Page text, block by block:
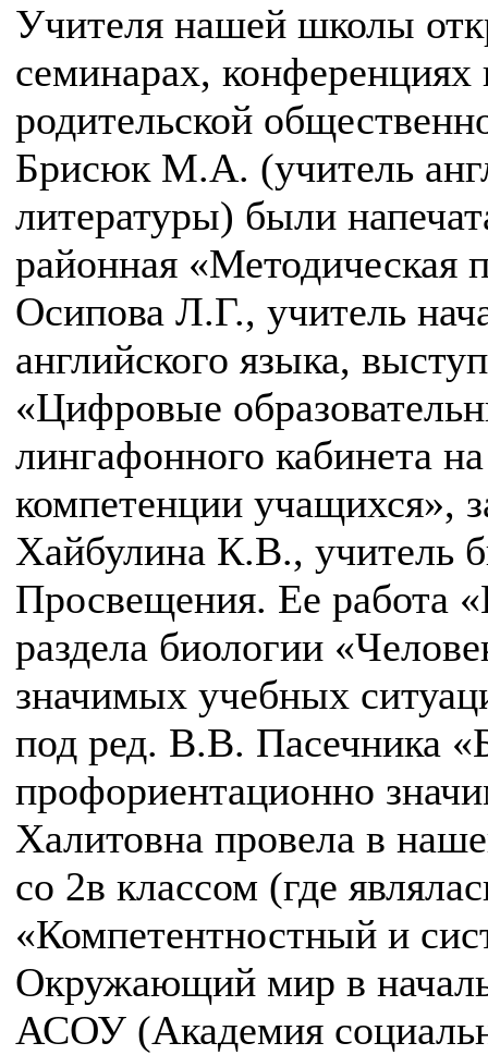
Учителя нашей школы
семинарах,
родительской
Брисюк М.А. (учитель
литературы) были
районная «Методическая
Осипова Л.Г., учитель
английского языка,
«Цифровые
лингафонного кабинета
компетенции учащихся»,
Хайбулина К.В., учитель
Просвещения. Ее работа
раздела биологии
значимых учебных
под ред. В.В. Пасечника
профориентационно
Халитовна провела в
со 2в классом (где
«Компетентностный и
Окружающий мир в
АСОУ (Академия